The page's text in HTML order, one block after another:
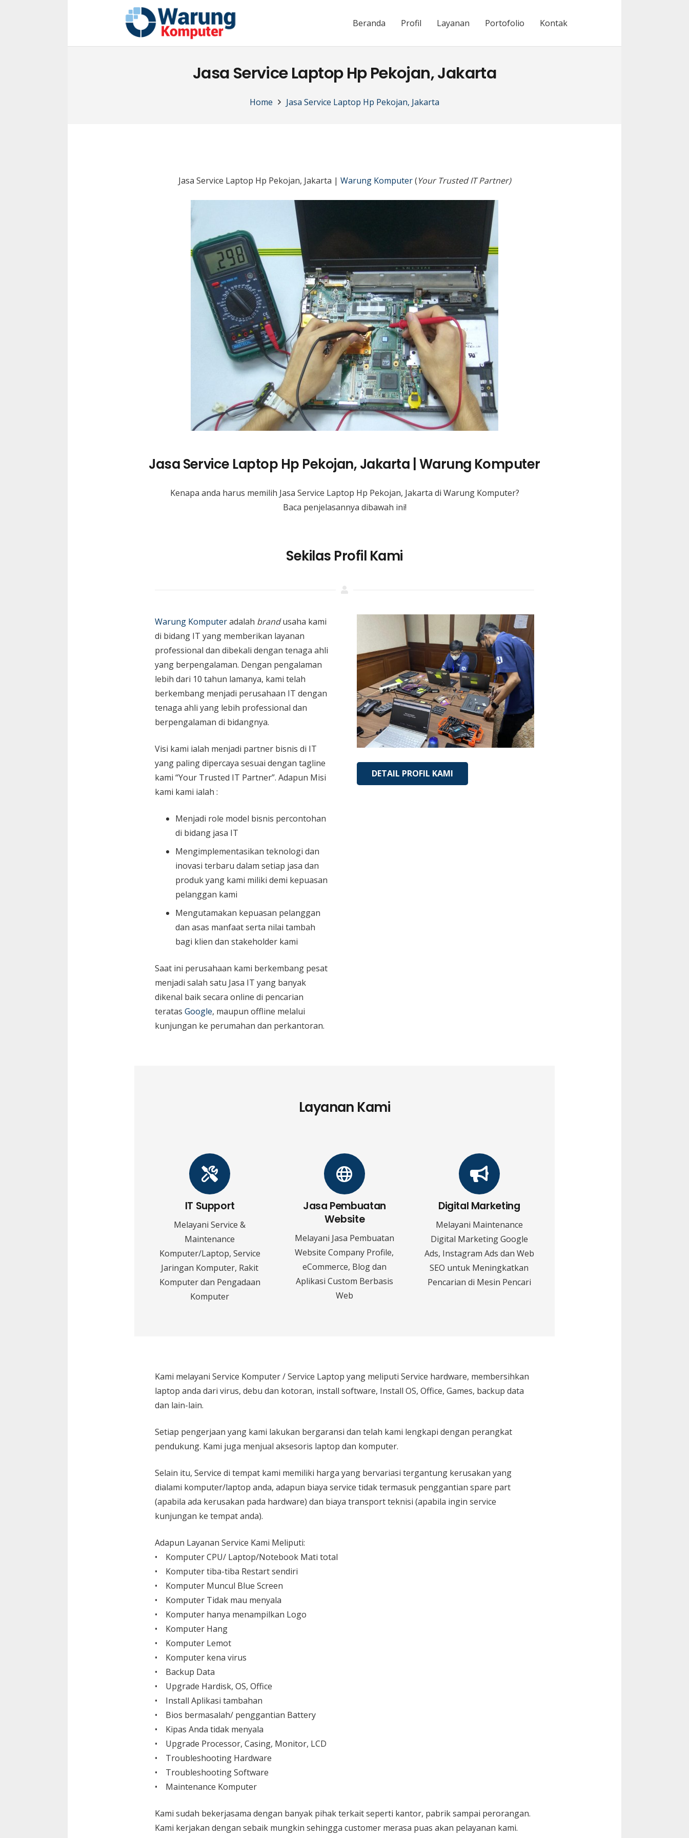
Beranda Profil Layanan Portofolio Kontak
Jasa Service Laptop Hp Pekojan, Jakarta
Home Jasa Service Laptop Hp Pekojan, Jakarta
Jasa Service Laptop Hp Pekojan, Jakarta | Warung Komputer(Your Trusted IT Partner)
Jasa Service Laptop Hp Pekojan, Jakarta | Warung Komputer
Kenapa anda harus memilih Jasa Service Laptop Hp Pekojan, Jakarta di Warung Komputer?
Baca penjelasannya dibawah ini!
Sekilas Profil Kami
Warung Komputeradalah brandusaha kami
di bidang IT yang memberikan layanan
professional dan dibekali dengan tenaga ahli
yang berpengalaman. Dengan pengalaman
lebih dari 10 tahun lamanya, kami telah
berkembang menjadi perusahaan IT dengan
tenaga ahli yang lebih professional dan
berpengalaman di bidangnya.
Visi kami ialah menjadi partner bisnis di IT
yang paling dipercaya sesuai dengan tagline
kami “Your Trusted IT Partner”. Adapun Misi
kami kami ialah :
Menjadi role model bisnis percontohan
di bidang jasa IT
Mengimplementasikan teknologi dan
inovasi terbaru dalam setiap jasa dan
produk yang kami miliki demi kepuasan
pelanggan kami
Mengutamakan kepuasan pelanggan
dan asas manfaat serta nilai tambah
bagi klien dan stakeholder kami
Saat ini perusahaan kami berkembang pesat
menjadi salah satu Jasa IT yang banyak
dikenal baik secara online di pencarian
teratas Google, maupun offline melalui
kunjungan ke perumahan dan perkantoran.
DETAIL PROFIL KAMI
Layanan Kami
IT Support
Melayani Service &
Maintenance
Komputer/Laptop, Service
Jaringan Komputer, Rakit
Komputer dan Pengadaan
Komputer
Jasa Pembuatan
Website
Melayani Jasa Pembuatan
Website Company Profile,
eCommerce, Blog dan
Aplikasi Custom Berbasis
Web
Digital Marketing
Melayani Maintenance
Digital Marketing Google
Ads, Instagram Ads dan Web
SEO untuk Meningkatkan
Pencarian di Mesin Pencari
Kami melayani Service Komputer / Service Laptop yang meliputi Service hardware, membersihkan
laptop anda dari virus, debu dan kotoran, install software, Install OS, Office, Games, backup data
dan lain-lain.
Setiap pengerjaan yang kami lakukan bergaransi dan telah kami lengkapi dengan perangkat
pendukung. Kami juga menjual aksesoris laptop dan komputer.
Selain itu, Service di tempat kami memiliki harga yang bervariasi tergantung kerusakan yang
dialami komputer/laptop anda, adapun biaya service tidak termasuk penggantian spare part
(apabila ada kerusakan pada hardware) dan biaya transport teknisi (apabila ingin service
kunjungan ke tempat anda).
Adapun Layanan Service Kami Meliputi:
• Komputer CPU/ Laptop/Notebook Mati total
• Komputer tiba-tiba Restart sendiri
• Komputer Muncul Blue Screen
• Komputer Tidak mau menyala
• Komputer hanya menampilkan Logo
• Komputer Hang
• Komputer Lemot
• Komputer kena virus
• Backup Data
• Upgrade Hardisk, OS, Office
• Install Aplikasi tambahan
• Bios bermasalah/ penggantian Battery
• Kipas Anda tidak menyala
• Upgrade Processor, Casing, Monitor, LCD
• Troubleshooting Hardware
• Troubleshooting Software
• Maintenance Komputer
Kami sudah bekerjasama dengan banyak pihak terkait seperti kantor, pabrik sampai perorangan.
Kami kerjakan dengan sebaik mungkin sehingga customer merasa puas akan pelayanan kami.